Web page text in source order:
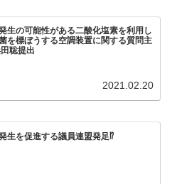
生の可能性がある二酸化塩素を利用し
を標ぼうする空調装置に関する質問主
聡提出
2021.02.20
生を促進する議員連盟発足⁉